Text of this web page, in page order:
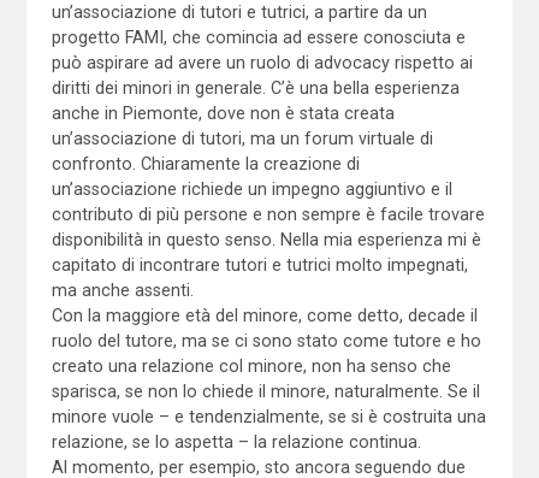
un’associazione di tutori e tutrici, a partire da un
progetto FAMI, che comincia ad essere conosciuta e
può aspirare ad avere un ruolo di advocacy rispetto ai
diritti dei minori in generale. C’è una bella esperienza
anche in Piemonte, dove non è stata creata
un’associazione di tutori, ma un forum virtuale di
confronto. Chiaramente la creazione di
un’associazione richiede un impegno aggiuntivo e il
contributo di più persone e non sempre è facile trovare
disponibilità in questo senso. Nella mia esperienza mi è
capitato di incontrare tutori e tutrici molto impegnati,
ma anche assenti.
Con la maggiore età del minore, come detto, decade il
ruolo del tutore, ma se ci sono stato come tutore e ho
creato una relazione col minore, non ha senso che
sparisca, se non lo chiede il minore, naturalmente. Se il
minore vuole – e tendenzialmente, se si è costruita una
relazione, se lo aspetta – la relazione continua.
Al momento, per esempio, sto ancora seguendo due